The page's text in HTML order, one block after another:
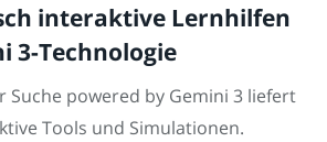
interaktive Lernhilfen
3-Technologie
Suche powered by Gemini 3 liefert
Tools und Simulationen.